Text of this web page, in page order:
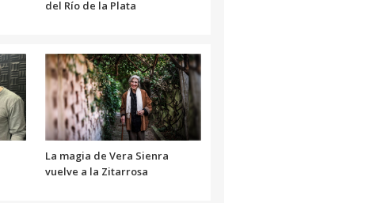
del Río de la Plata
La magia de Vera Sienra
vuelve a la Zitarrosa